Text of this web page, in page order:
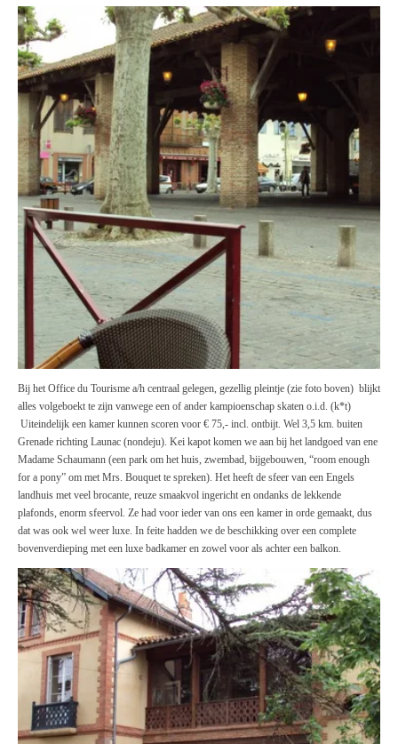
Bij het Office du Tourisme a/h centraal gelegen, gezellig pleintje (zie foto boven) blijkt
alles volgeboekt te zijn vanwege een of ander kampioenschap skaten o.i.d. (k*t)
Uiteindelijk een kamer kunnen scoren voor € 75,- incl. ontbijt. Wel 3,5 km. buiten
Grenade richting Launac (nondeju). Kei kapot komen we aan bij het landgoed van ene
Madame Schaumann (een park om het huis, zwembad, bijgebouwen, “room enough
for a pony” om met Mrs. Bouquet te spreken). Het heeft de sfeer van een Engels
landhuis met veel brocante, reuze smaakvol ingericht en ondanks de lekkende
plafonds, enorm sfeervol. Ze had voor ieder van ons een kamer in orde gemaakt, dus
dat was ook wel weer luxe. In feite hadden we de beschikking over een complete
bovenverdieping met een luxe badkamer en zowel voor als achter een balkon.